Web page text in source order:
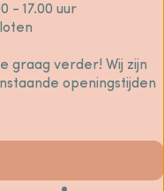
- 17.00 uur
graag verder! Wij zijn
openingstijden